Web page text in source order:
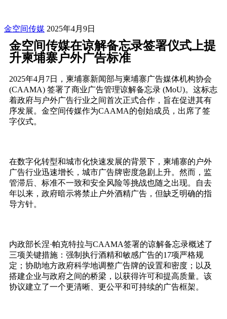
金空间传媒 2025年4月9日
金空间传媒在谅解备忘录签署仪式上提
升柬埔寨户外广告标准
2025年4月7日，柬埔寨新闻部与柬埔寨广告媒体机构协会
(CAAMA) 签署了商业广告管理谅解备忘录 (MoU)。这标志
着政府与户外广告行业之间首次正式合作，旨在促进其有
序发展。金空间传媒作为CAAMA的创始成员，出席了签
字仪式。
在数字化转型和城市化快速发展的背景下，柬埔寨的户外
广告行业迅速增长，城市广告牌密度急剧上升。然而，监
管滞后、标准不一致和安全风险等挑战也随之出现。自去
年以来，政府暗示将禁止户外酒精广告，但缺乏明确的指
导方针。
内政部长涅·帕克特拉与CAAMA签署的谅解备忘录概述了
三项关键措施：强制执行酒精和敏感广告的17项严格规
定；协助地方政府科学地调整广告牌的设置和密度；以及
搭建企业与政府之间的桥梁，以获得许可和提高质量。该
协议建立了一个更清晰、更公平和可持续的广告框架。